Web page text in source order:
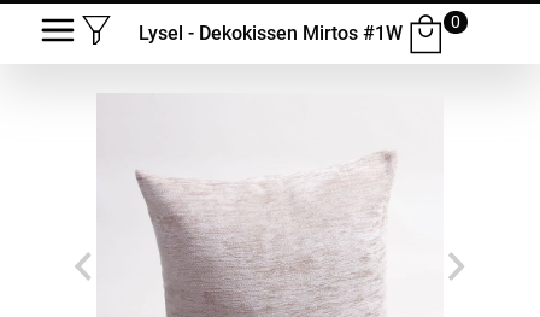
Lysel - Dekokissen Mirtos #1W
0